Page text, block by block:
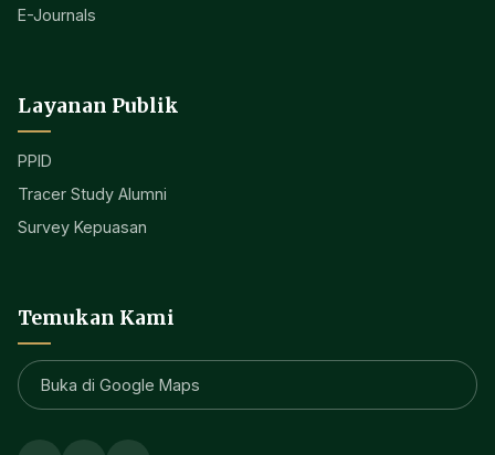
E-Journals
Layanan Publik
PPID
Tracer Study Alumni
Survey Kepuasan
Temukan Kami
Buka di Google Maps